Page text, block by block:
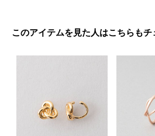
このアイテムを見た人はこちらも